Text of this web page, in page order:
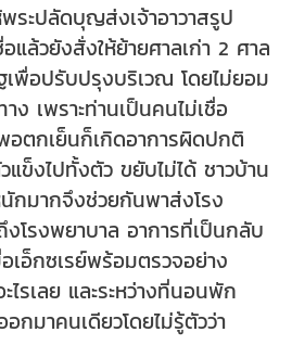
พระปลัดบุญส่งเจ้าอาวาสรูป
ล้วยังสั่งให้ย้ายศาลเก่า 2 ศาล
เพื่อปรับปรุงบริเวณ โดยไม่ยอม
าง เพราะท่านเป็นคนไม่เชื่อ
อตกเย็นก็เกิดอาการผิดปกติ
ข็งไปทั้งตัว ขยับไม่ได้ ชาวบ้าน
นักมากจึงช่วยกันพาส่งโรง
โรงพยาบาล อาการที่เป็นกลับ
เอ็กซเรย์พร้อมตรวจอย่าง
ไรเลย และระหว่างที่นอนพัก
มาคนเดียวโดยไม่รู้ตัวว่า